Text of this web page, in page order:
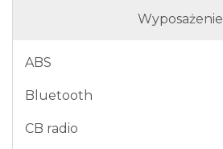
Wyposażenie
ABS
Bluetooth
CB radio